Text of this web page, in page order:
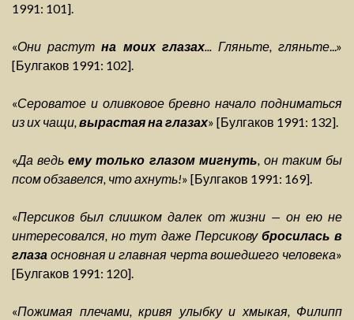
1991: 101].
«Они растутна моих глазах... Гляньте, гляньте...»
[Булгаков 1991: 102].
«Сероватое и оливковое бревно начало подниматься
из их чащи,вырастая на глазах» [Булгаков 1991: 132].
«Да ведьему только глазом мигнуть, он таким бы
псом обзавелся, что ахнуть!» [Булгаков 1991: 169].
«Персиков был слишком далек от жизни — он ею не
интересовался, но тут даже Персикову бросилась в
глаза основная и главная черта вошедшего человека»
[Булгаков 1991: 120].
«Пожимая плечами, кривя улыбку и хмыкая, Филипп